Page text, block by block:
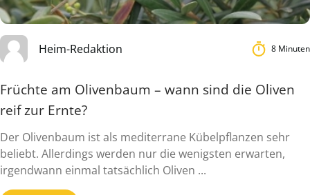
Heim-Redaktion 8 Minuten
Früchte am Olivenbaum – wann sind die Oliven
reif zur Ernte?
Der Olivenbaum ist als mediterrane Kübelpflanzen sehr
beliebt. Allerdings werden nur die wenigsten erwarten,
irgendwann einmal tatsächlich Oliven ...